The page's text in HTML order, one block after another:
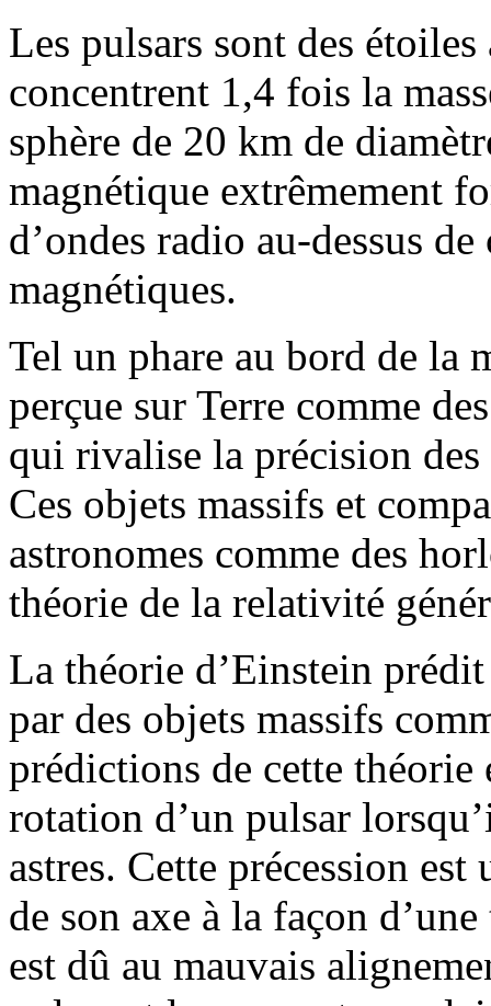
Les pulsars sont des
concentrent 1,4 fois la
sphère de 20 km de
magnétique extrêmement
d’ondes radio au-dessus
magnétiques.
Tel un phare au bord de la
perçue sur Terre comme
qui rivalise la précision
Ces objets massifs et
astronomes comme des
théorie de la relativité
La théorie d’Einstein
par des objets massifs
prédictions de cette théorie
rotation d’un pulsar
astres. Cette précession
de son axe à la façon
est dû au mauvais